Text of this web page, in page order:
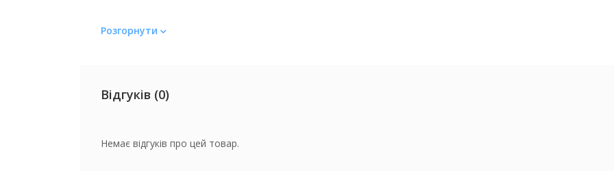
Вага
Розгорнути
Відгуків (0)
Немає відгуків про цей товар.